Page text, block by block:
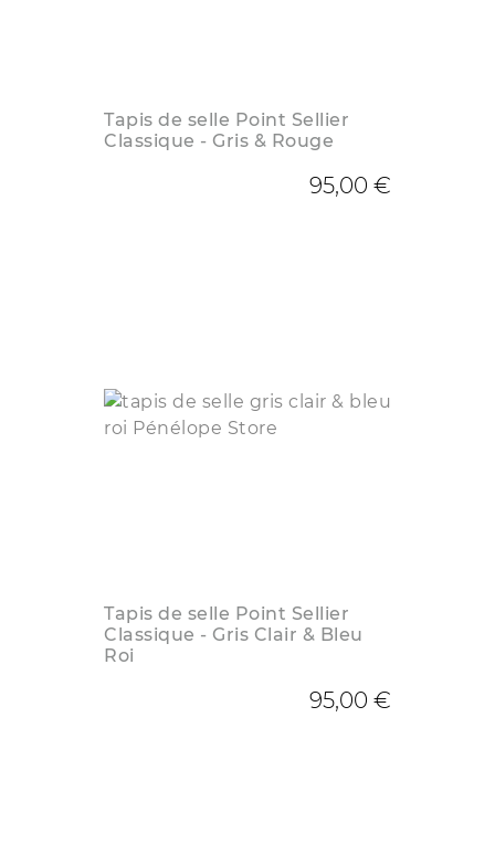
Tapis de selle Point Sellier
Classique - Gris & Rouge
95,00 €
Tapis de selle Point Sellier
Classique - Gris Clair & Bleu
Roi
95,00 €